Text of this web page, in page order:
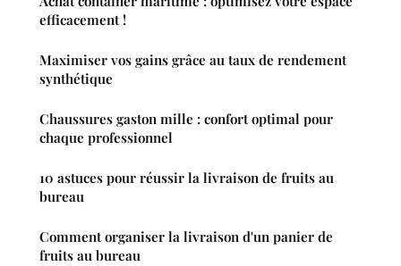
efficacement !
Maximiser vos gains grâce au taux de rendement
synthétique
Chaussures gaston mille : confort optimal pour
chaque professionnel
10 astuces pour réussir la livraison de fruits au
bureau
Comment organiser la livraison d'un panier de
fruits au bureau